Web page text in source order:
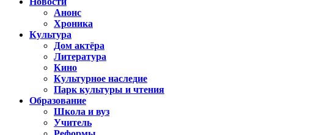
Анонс
Хроника
Культура
Дом актёра
Литература
Кино
Культурное наследие
Парк культуры и чтения
Образование
Школа и вуз
Учитель